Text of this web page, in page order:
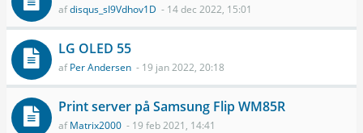
afdisqus_sI9Vdhov1D - 14 dec 2022, 15:01
LG OLED 55
afPer Andersen - 19 jan 2022, 20:18
Print server på Samsung Flip WM85R
afMatrix2000 - 19 feb 2021, 14:41